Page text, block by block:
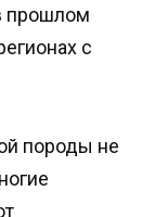
прошлом
с
породы не